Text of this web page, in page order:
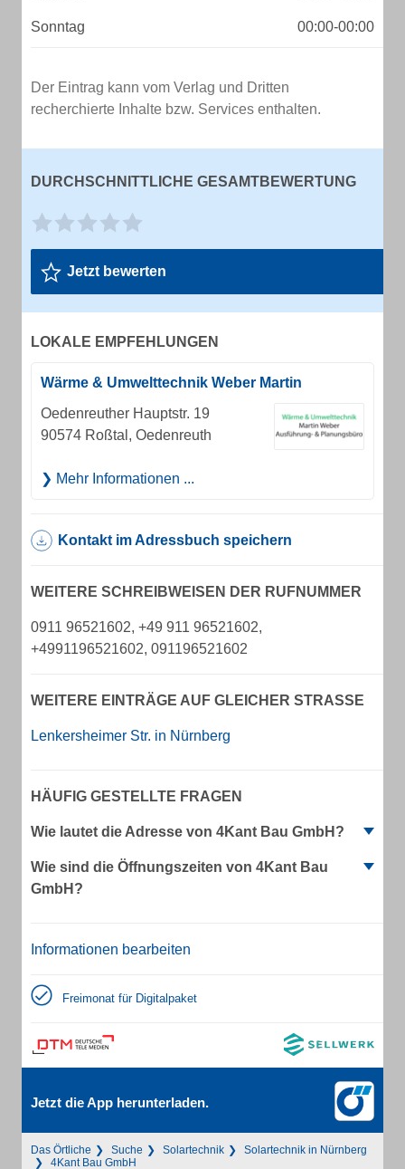
Sonntag 00:00-00:00
Der Eintrag kann vom Verlag und Dritten
recherchierte Inhalte bzw. Services enthalten.
DURCHSCHNITTLICHE GESAMTBEWERTUNG
Jetzt bewerten
LOKALE EMPFEHLUNGEN
Wärme & Umwelttechnik Weber Martin
Oedenreuther Hauptstr. 19
90574 Roßtal, Oedenreuth
Mehr Informationen ...
Kontakt im Adressbuch speichern
WEITERE SCHREIBWEISEN DER RUFNUMMER
0911 96521602, +49 911 96521602,
+4991196521602, 091196521602
WEITERE EINTRÄGE AUF GLEICHER STRASSE
Lenkersheimer Str. in Nürnberg
HÄUFIG GESTELLTE FRAGEN
Wie lautet die Adresse von 4Kant Bau GmbH?
Wie sind die Öffnungszeiten von 4Kant Bau
GmbH?
Informationen bearbeiten
Freimonat für Digitalpaket
Jetzt die App herunterladen.
Das Örtliche Suche Solartechnik
Solartechnik in Nürnberg
4Kant Bau GmbH